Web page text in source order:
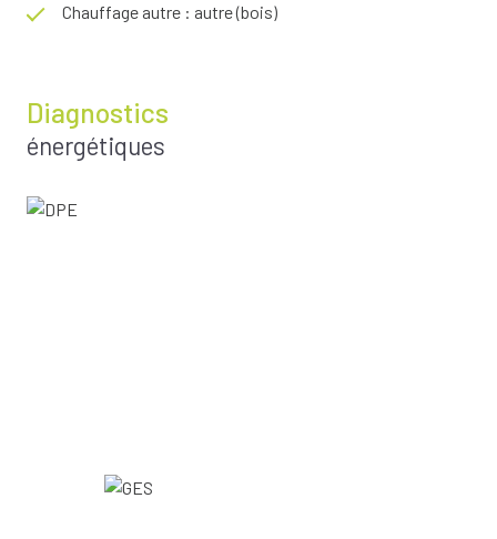
Chauffage autre : autre (bois)
Diagnostics
énergétiques